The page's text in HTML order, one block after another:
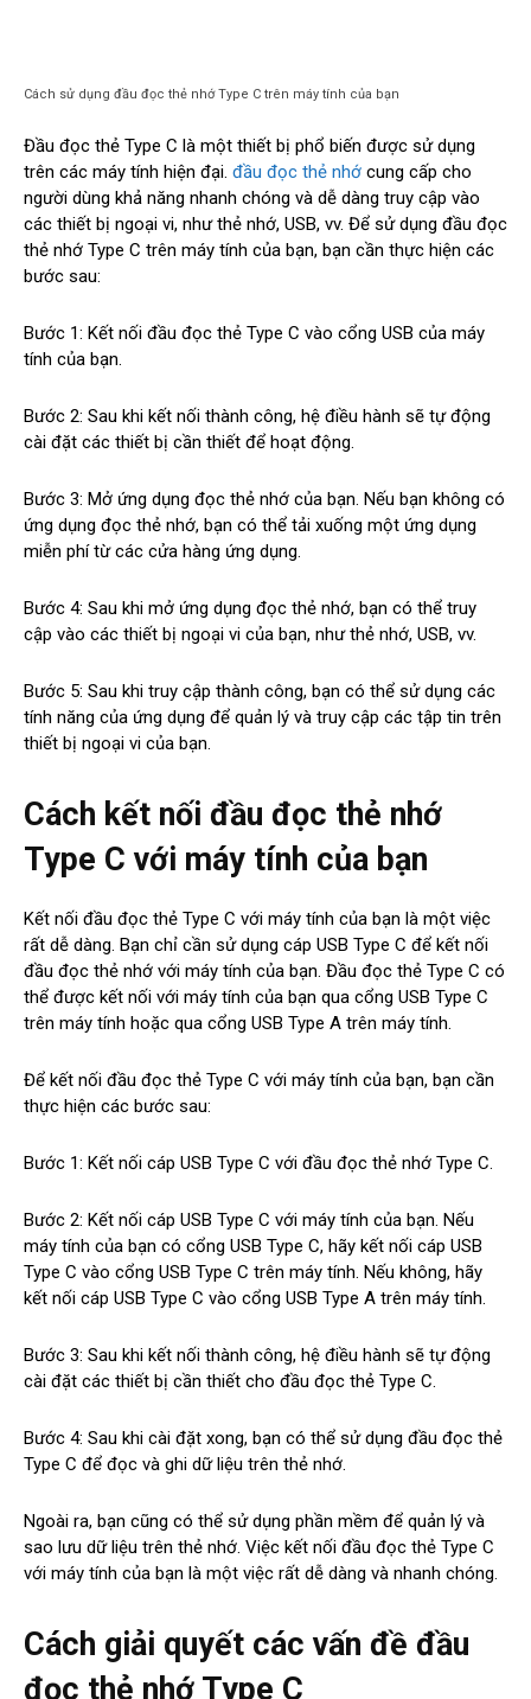
Cách sử dụng đầu đọc thẻ nhớ Type C trên máy tính của bạn
Đầu đọc thẻ Type C là một thiết bị phổ biến được sử dụng
trên các máy tính hiện đại. đầu đọc thẻ nhớ cung cấp cho
người dùng khả năng nhanh chóng và dễ dàng truy cập vào
các thiết bị ngoại vi, như thẻ nhớ, USB, vv. Để sử dụng đầu đọc
thẻ nhớ Type C trên máy tính của bạn, bạn cần thực hiện các
bước sau:
Bước 1: Kết nối đầu đọc thẻ Type C vào cổng USB của máy
tính của bạn.
Bước 2: Sau khi kết nối thành công, hệ điều hành sẽ tự động
cài đặt các thiết bị cần thiết để hoạt động.
Bước 3: Mở ứng dụng đọc thẻ nhớ của bạn. Nếu bạn không có
ứng dụng đọc thẻ nhớ, bạn có thể tải xuống một ứng dụng
miễn phí từ các cửa hàng ứng dụng.
Bước 4: Sau khi mở ứng dụng đọc thẻ nhớ, bạn có thể truy
cập vào các thiết bị ngoại vi của bạn, như thẻ nhớ, USB, vv.
Bước 5: Sau khi truy cập thành công, bạn có thể sử dụng các
tính năng của ứng dụng để quản lý và truy cập các tập tin trên
thiết bị ngoại vi của bạn.
Cách kết nối đầu đọc thẻ nhớ
Type C với máy tính của bạn
Kết nối đầu đọc thẻ Type C với máy tính của bạn là một việc
rất dễ dàng. Bạn chỉ cần sử dụng cáp USB Type C để kết nối
đầu đọc thẻ nhớ với máy tính của bạn. Đầu đọc thẻ Type C có
thể được kết nối với máy tính của bạn qua cổng USB Type C
trên máy tính hoặc qua cổng USB Type A trên máy tính.
Để kết nối đầu đọc thẻ Type C với máy tính của bạn, bạn cần
thực hiện các bước sau:
Bước 1: Kết nối cáp USB Type C với đầu đọc thẻ nhớ Type C.
Bước 2: Kết nối cáp USB Type C với máy tính của bạn. Nếu
máy tính của bạn có cổng USB Type C, hãy kết nối cáp USB
Type C vào cổng USB Type C trên máy tính. Nếu không, hãy
kết nối cáp USB Type C vào cổng USB Type A trên máy tính.
Bước 3: Sau khi kết nối thành công, hệ điều hành sẽ tự động
cài đặt các thiết bị cần thiết cho đầu đọc thẻ Type C.
Bước 4: Sau khi cài đặt xong, bạn có thể sử dụng đầu đọc thẻ
Type C để đọc và ghi dữ liệu trên thẻ nhớ.
Ngoài ra, bạn cũng có thể sử dụng phần mềm để quản lý và
sao lưu dữ liệu trên thẻ nhớ. Việc kết nối đầu đọc thẻ Type C
với máy tính của bạn là một việc rất dễ dàng và nhanh chóng.
Cách giải quyết các vấn đề đầu
đọc thẻ nhớ Type C